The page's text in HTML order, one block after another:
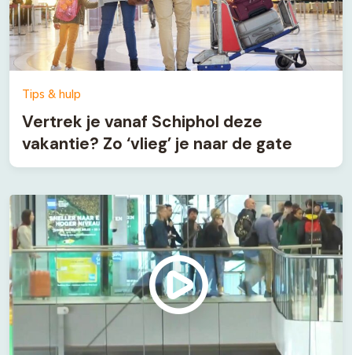
Tips & hulp
Vertrek je vanaf Schiphol deze
vakantie? Zo ‘vlieg’ je naar de gate